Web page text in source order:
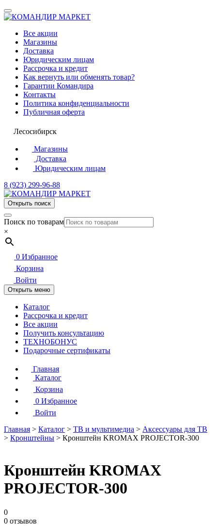
Все акции
Магазины
Доставка
Юридическим лицам
Рассрочка и кредит
Как вернуть или обменять товар?
Гарантии Командира
Контакты
Политика конфиденциальности
Публичная оферта
Лесосибирск
Магазины
Доставка
Юридическим лицам
8 (923) 299-96-88
Открыть поиск
Поиск по товарам
×
0 Избранное
Корзина
Войти
Открыть меню
Каталог
Рассрочка и кредит
Все акции
Получить консультацию
ТЕХНОБОНУС
Подарочные сертификаты
Главная
Каталог
Корзина
0 Избранное
Войти
Главная > Каталог > ТВ и мультимедиа > Аксессуары для ТВ
> Кронштейны > Кронштейн KROMAX PROJECTOR-300
Кронштейн KROMAX
PROJECTOR-300
0
0 отзывов